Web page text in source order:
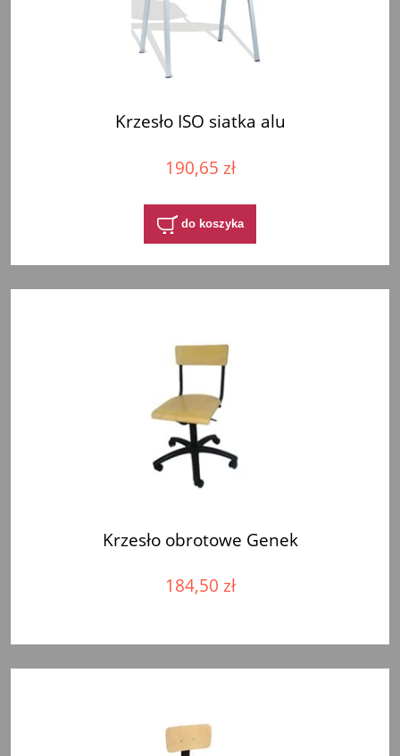
Krzesło ISO siatka alu
190,65 zł
do koszyka
Krzesło obrotowe Genek
184,50 zł